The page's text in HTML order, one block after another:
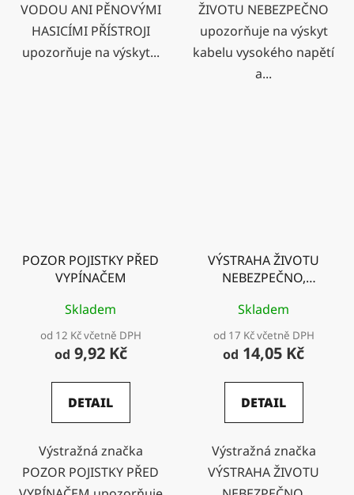
VODOU ANI PĚNOVÝMI
HASICÍMI PŘÍSTROJI
upozorňuje na výskyt...
ŽIVOTU NEBEZPEČNO
upozorňuje na výskyt
kabelu vysokého napětí
a...
POZOR POJISTKY PŘED
VYPÍNAČEM
Skladem
od 12 Kč včetně DPH
od 9,92 Kč
DETAIL
Výstražná značka
POZOR POJISTKY PŘED
VÝSTRAHA ŽIVOTU
NEBEZPEČNO,
ZAŘÍZENÍM!
Skladem
od 17 Kč včetně DPH
od 14,05 Kč
DETAIL
Výstražná značka
VÝSTRAHA ŽIVOTU